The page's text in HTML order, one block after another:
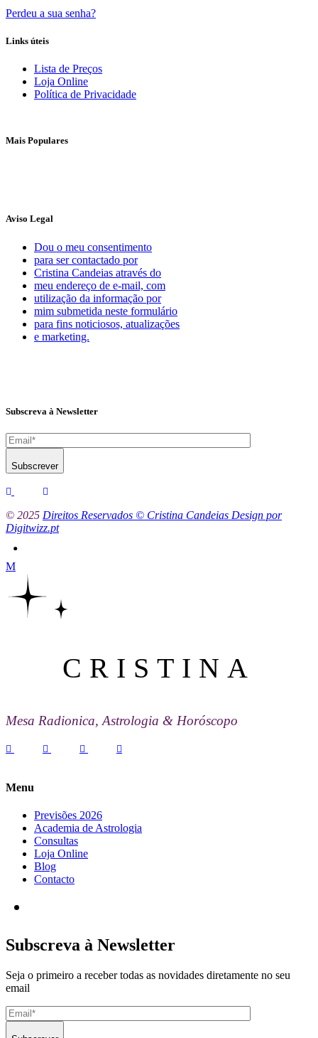
Perdeu a sua senha?
Links úteis
Lista de Preços
Loja Online
Política de Privacidade
Mais Populares
Aviso Legal
Dou o meu consentimento
para ser contactado por
Cristina Candeias através do
meu endereço de e-mail, com
utilização da informação por
mim submetida neste formulário
para fins noticiosos, atualizações
e marketing.
Subscreva à Newsletter
Subscrever
© 2025 Direitos Reservados © Cristina Candeias Design por
Digitwizz.pt
CRISTINA
Mesa Radionica, Astrologia & Horóscopo
Menu
Previsões 2026
Academia de Astrologia
Consultas
Loja Online
Blog
Contacto
Subscreva à Newsletter
Seja o primeiro a receber todas as novidades diretamente no seu
email